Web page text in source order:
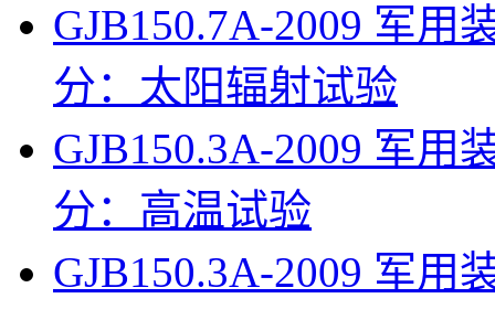
GJB150.7A-2009 军用
分：太阳辐射试验
GJB150.3A-2009 军用
分：高温试验
GJB150.3A-2009 军用